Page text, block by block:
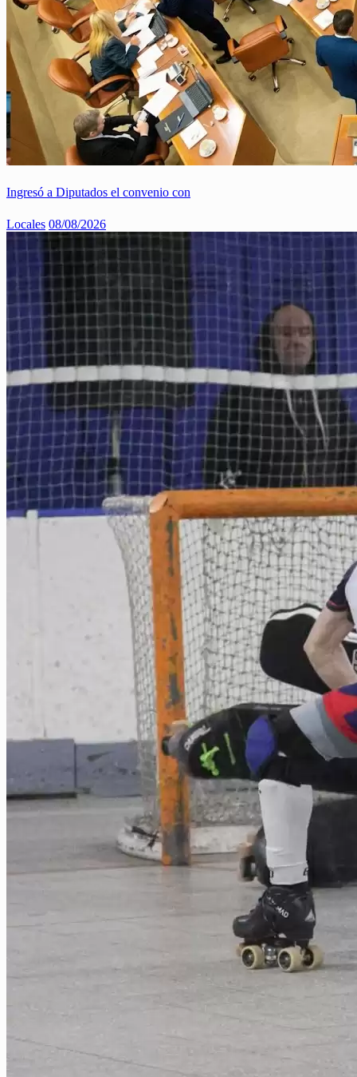
Ingresó a Diputados el convenio con
Locales 08/08/2026